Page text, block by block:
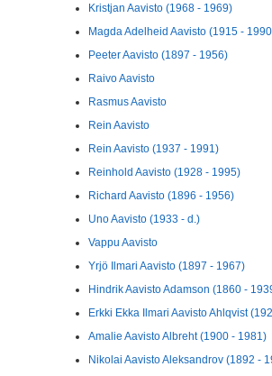
Kristjan Aavisto (1968 - 1969)
Magda Adelheid Aavisto (1915 -
Peeter Aavisto (1897 - 1956)
Raivo Aavisto
Rasmus Aavisto
Rein Aavisto
Rein Aavisto (1937 - 1991)
Reinhold Aavisto (1928 - 1995)
Richard Aavisto (1896 - 1956)
Uno Aavisto (1933 - d.)
Vappu Aavisto
Yrjö Ilmari Aavisto (1897 - 1967)
Hindrik Aavisto Adamson (1860 -
Erkki Ekka Ilmari Aavisto Ahlqvist
Amalie Aavisto Albreht (1900 - 1981)
Nikolai Aavisto Aleksandrov (1892 -